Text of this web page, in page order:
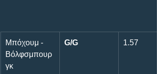
Μπόχουμ -
Βόλφσμπουρ
γκ
G/G 1.57